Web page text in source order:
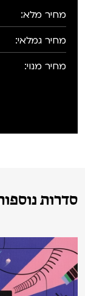
מחיר מלא:
מחיר גמלאי:
מחיר מנוי:
סדרות